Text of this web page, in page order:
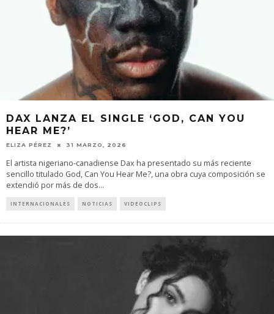
DAX LANZA EL SINGLE ‘GOD, CAN YOU
HEAR ME?’
ELIZA PÉREZ 31 MARZO, 2026
El artista nigeriano-canadiense Dax ha presentado su más reciente
sencillo titulado God, Can You Hear Me?, una obra cuya composición se
extendió por más de dos...
INTERNACIONALES NOTICIAS VIDEOCLIPS